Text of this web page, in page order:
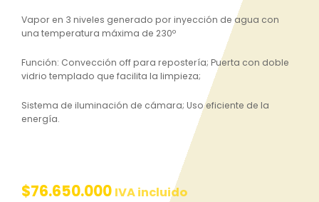
Vapor en 3 niveles generado por inyección de agua con
una temperatura máxima de 230º
Función: Convección off para repostería; Puerta con doble
vidrio templado que facilita la limpieza;
Sistema de iluminación de cámara; Uso eficiente de la
energía.
$76.650.000 IVA incluido